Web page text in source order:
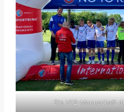
Die U12-Mannschaft